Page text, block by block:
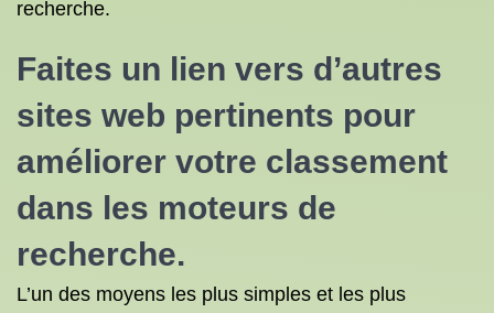
recherche.
Faites un lien vers d’autres
sites web pertinents pour
améliorer votre classement
dans les moteurs de
recherche.
L’un des moyens les plus simples et les plus